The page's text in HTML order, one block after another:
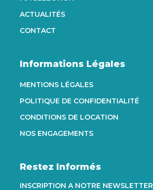
ACTUALITÉS
CONTACT
Informations Légales
MENTIONS LÉGALES
POLITIQUE DE CONFIDENTIALITÉ
CONDITIONS DE LOCATION
NOS ENGAGEMENTS
Restez Informés
INSCRIPTION A NOTRE NEWSLETTER